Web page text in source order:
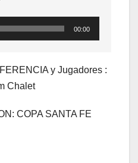
00:00
y Jugadores :
Chalet
COPA SANTA FE